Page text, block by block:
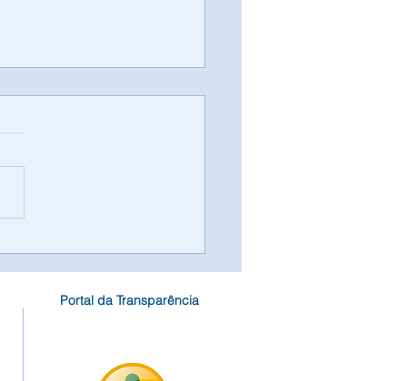
e Assessoria
Portal da Transparência